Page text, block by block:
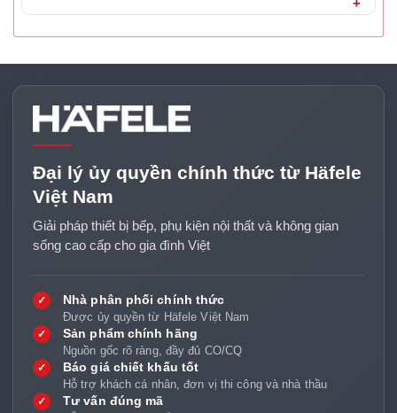
Đại lý ủy quyền chính thức từ Häfele
Việt Nam
Giải pháp thiết bị bếp, phụ kiện nội thất và không gian
sống cao cấp cho gia đình Việt
✓ Nhà phân phối chính thức
Được ủy quyền từ Häfele Việt Nam
✓ Sản phẩm chính hãng
Nguồn gốc rõ ràng, đầy đủ CO/CQ
✓ Báo giá chiết khấu tốt
Hỗ trợ khách cá nhân, đơn vị thi công và nhà thầu
✓ Tư vấn đúng mã